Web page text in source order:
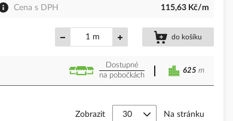
Cena s DPH 115,63 Kč/m
m do košíku
Dostupné
na pobočkách
625 m
Zobrazit Na stránku